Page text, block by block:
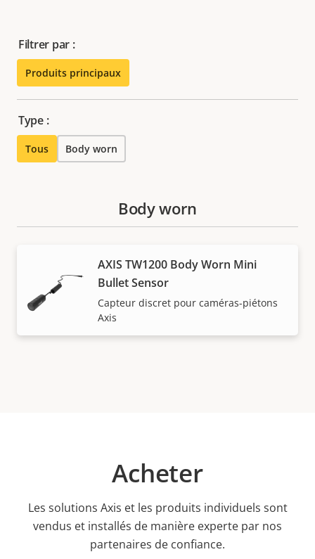
Filtrer par :
Produits principaux
Type :
Tous Body worn
Body worn
AXIS TW1200 Body Worn Mini
Bullet Sensor
Capteur discret pour caméras-piétons
Axis
Acheter
Les solutions Axis et les produits individuels sont
vendus et installés de manière experte par nos
partenaires de confiance.